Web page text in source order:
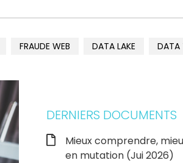
FRAUDE WEB DATA LAKE DATA
DERNIERS DOCUMENTS
Mieux comprendre,
en mutation (Jui 2026)